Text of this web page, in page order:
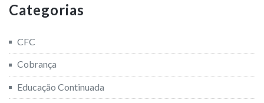
Categorias
CFC
Cobrança
Educação Continuada